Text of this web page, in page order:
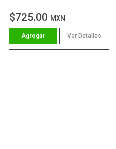
$725.00 MXN
Ver Detalles